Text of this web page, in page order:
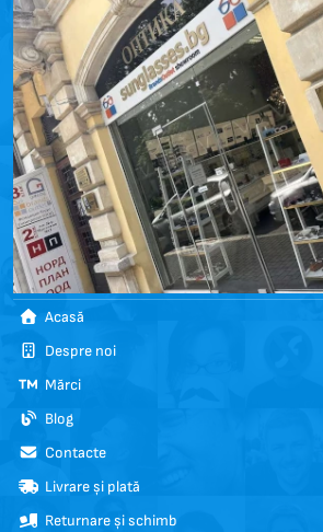
Acasă
Despre noi
Mărci
Blog
Contacte
Livrare și plată
Returnare și schimb